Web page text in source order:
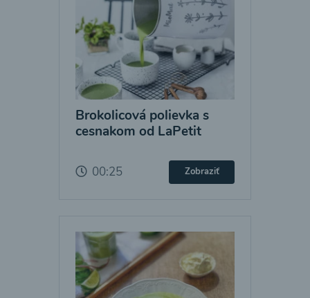
Brokolicová polievka s
cesnakom od LaPetit
00:25 Zobraziť